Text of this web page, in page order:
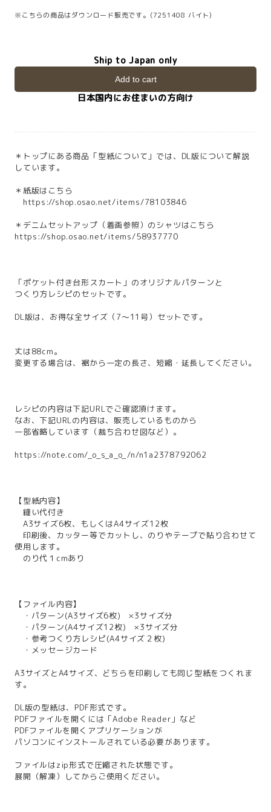
※こちらの商品はダウンロード販売です。(7251408 バイト)
Ship to Japan only
Add to cart
日本国内にお住まいの方向け
＊トップにある商品「型紙について」では、DL版について解説
しています。
＊紙版はこちら
https://shop.osao.net/items/78103846
＊デニムセットアップ（着画参照）のシャツはこちら
https://shop.osao.net/items/58937770
「ポケット付き台形スカート」のオリジナルパターンと
つくり方レシピのセットです。
DL版は、お得な全サイズ（7～11号）セットです。
丈は88cm。
変更する場合は、裾から一定の長さ、短縮・延長してください。
レシピの内容は下記URLでご確認頂けます。
なお、下記URLの内容は、販売しているものから
一部省略しています（裁ち合わせ図など）。
https://note.com/_o_s_a_o_/n/n1a2378792062
【型紙内容】
縫い代付き
A3サイズ6枚、もしくはA4サイズ12枚
印刷後、カッター等でカットし、のりやテープで貼り合わせて
使用します。
のり代１cmあり
【ファイル内容】
・パターン(A3サイズ6枚) ×3サイズ分
・パターン(A4サイズ12枚) ×3サイズ分
・参考つくり方レシピ(A4サイズ２枚)
・メッセージカード
A3サイズとA4サイズ、どちらを印刷しても同じ型紙をつくれま
す。
DL版の型紙は、PDF形式です。
PDFファイルを開くには「Adobe Reader」など
PDFファイルを開くアプリケーションが
パソコンにインストールされている必要があります。
ファイルはzip形式で圧縮された状態です。
展開（解凍）してからご使用ください。